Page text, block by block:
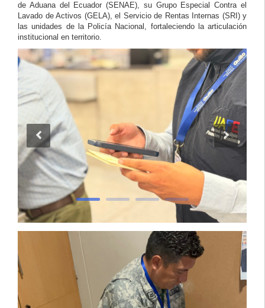
de Aduana del Ecuador (SENAE), su Grupo Especial Contra el
Lavado de Activos (GELA), el Servicio de Rentas Internas (SRI) y
las unidades de la Policía Nacional, fortaleciendo la articulación
institucional en territorio.